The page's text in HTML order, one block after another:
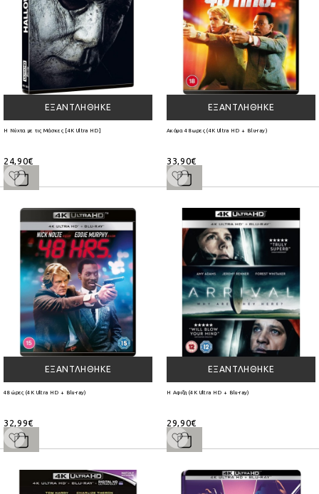
ΕΞΑΝΤΛΉΘΗΚΕ
Η Νύχτα με τις Μάσκες [4K Ultra HD]
24,90€
ΕΞΑΝΤΛΉΘΗΚΕ
Ακόμα 48 ωρες (4K Ultra HD + Blu-ray)
33,90€
ΕΞΑΝΤΛΉΘΗΚΕ
48 ώρες (4K Ultra HD + Blu-ray)
32,99€
ΕΞΑΝΤΛΉΘΗΚΕ
Η Αφιξη (4K Ultra HD + Blu-ray)
29,90€